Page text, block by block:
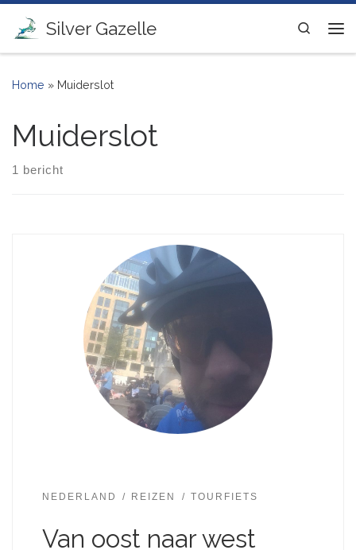
Ga naar inhoud
Silver Gazelle
Search
Home » Muiderslot
Muiderslot
1 bericht
NEDERLAND REIZEN TOURFIETS
Van oost naar west